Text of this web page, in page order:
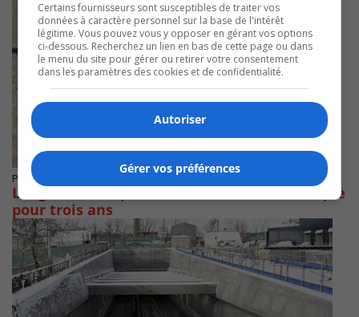
Publié le 3 mars 2026 à 13h59
Longueuil accepte la tenue du Festi-Pétanque
pour trois ans
Certains fournisseurs sont susceptibles de traiter vos
données à caractère personnel sur la base de l'intérêt
légitime. Vous pouvez vous y opposer en gérant vos options
ci-dessous. Recherchez un lien en bas de cette page ou dans
le menu du site pour gérer ou retirer votre consentement
dans les paramètres des cookies et de confidentialité.
Autoriser
Gérer vos préférences